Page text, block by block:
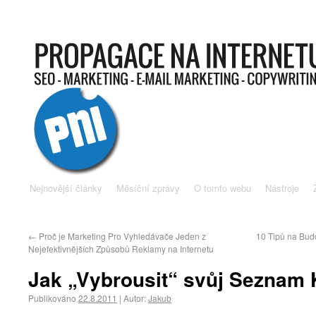
Nejnovější články Měsíční zprávy O tomto webu Nástroje
← Proč je Marketing Pro Vyhledávače Jeden z
Nejefektivnějších Způsobů Reklamy na Internetu
10 Tipů na
Jak „Vybrousit“ svůj
Publikováno 22.8.2011 | Autor:Jakub